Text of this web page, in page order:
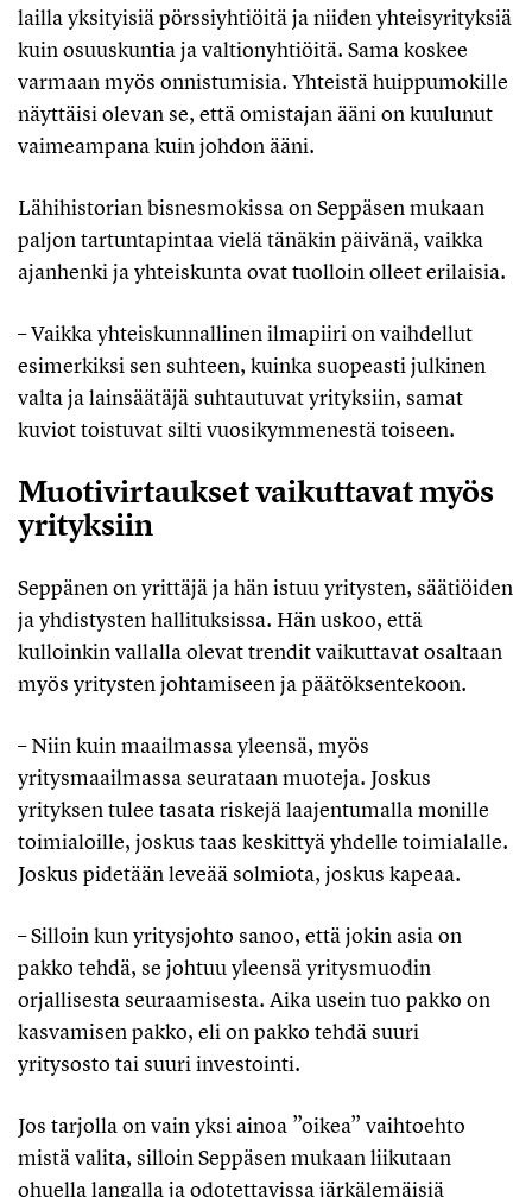
lailla yksityisiä pörssiyhtiöitä ja niiden yhteisyrityksiä
kuin osuuskuntia ja valtionyhtiöitä. Sama koskee
varmaan myös onnistumisia. Yhteistä huippumokille
näyttäisi olevan se, että omistajan ääni on kuulunut
vaimeampana kuin johdon ääni.
Lähihistorian bisnesmokissa on Seppäsen mukaan
paljon tartuntapintaa vielä tänäkin päivänä, vaikka
ajanhenki ja yhteiskunta ovat tuolloin olleet erilaisia.
– Vaikka yhteiskunnallinen ilmapiiri on vaihdellut
esimerkiksi sen suhteen, kuinka suopeasti julkinen
valta ja lainsäätäjä suhtautuvat yrityksiin, samat
kuviot toistuvat silti vuosikymmenestä toiseen.
Muotivirtaukset vaikuttavat myös
yrityksiin
Seppänen on yrittäjä ja hän istuu yritysten, säätiöiden
ja yhdistysten hallituksissa. Hän uskoo, että
kulloinkin vallalla olevat trendit vaikuttavat osaltaan
myös yritysten johtamiseen ja päätöksentekoon.
– Niin kuin maailmassa yleensä, myös
yritysmaailmassa seurataan muoteja. Joskus
yrityksen tulee tasata riskejä laajentumalla monille
toimialoille, joskus taas keskittyä yhdelle toimialalle.
Joskus pidetään leveää solmiota, joskus kapeaa.
– Silloin kun yritysjohto sanoo, että jokin asia on
pakko tehdä, se johtuu yleensä yritysmuodin
orjallisesta seuraamisesta. Aika usein tuo pakko on
kasvamisen pakko, eli on pakko tehdä suuri
yritysosto tai suuri investointi.
Jos tarjolla on vain yksi ainoa ”oikea” vaihtoehto
mistä valita, silloin Seppäsen mukaan liikutaan
ohuella langalla ja odotettavissa järkälemäisiä